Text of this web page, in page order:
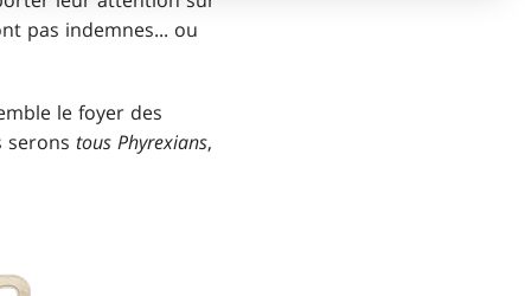
pas indemnes... ou
le foyer des
serons tous Phyrexians,